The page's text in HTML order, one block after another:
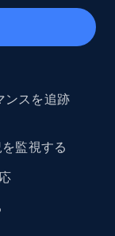
ンスを追跡
監視する